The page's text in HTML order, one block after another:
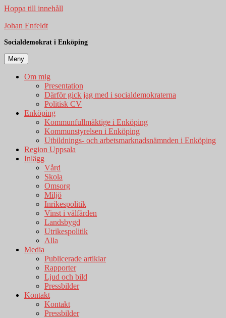
Hoppa till innehåll
Johan Enfeldt
Socialdemokrat i Enköping
Meny
Om mig
Presentation
Därför gick jag med i socialdemokraterna
Politisk CV
Enköping
Kommunfullmäktige i Enköping
Kommunstyrelsen i Enköping
Utbildnings- och arbetsmarknadsnämnden i Enköping
Region Uppsala
Inlägg
Vård
Skola
Omsorg
Miljö
Inrikespolitik
Vinst i välfärden
Landsbygd
Utrikespolitik
Alla
Media
Publicerade artiklar
Rapporter
Ljud och bild
Pressbilder
Kontakt
Kontakt
Pressbilder